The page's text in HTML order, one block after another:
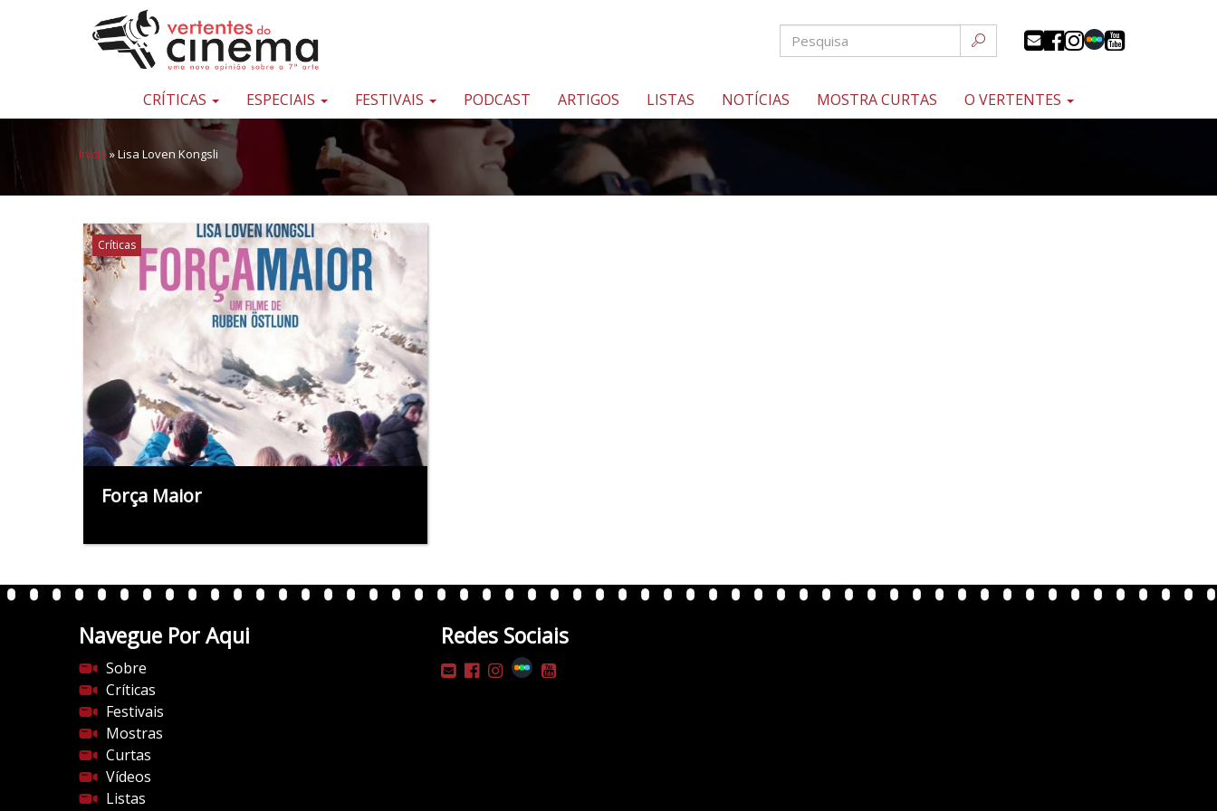
Pular para o conteúdo
Uma
sobre
sétima
arte
CRÍTICAS ESPECIAIS FESTIVAIS PODCAST ARTIGOS LISTAS NOTÍCIAS MOSTRA CURTAS O VERTENTES
Início »Lisa Loven Kongsli
Críticas
Força Maior
Navegue Por Aqui
Sobre
Críticas
Festivais
Mostras
Curtas
Vídeos
Listas
Redes Sociais